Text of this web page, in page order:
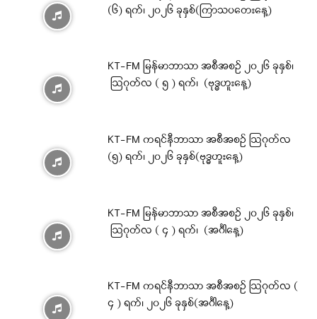
(၆) ရက်၊ ၂၀၂၆ ခုနှစ်(ကြာသပတေးနေ့)
KT-FM မြန်မာဘာသာ အစီအစဉ် ၂၀၂၆ ခုနှစ်၊
ဩဂုတ်လ ( ၅ ) ရက်၊ (ဗုဒ္ဓဟူးနေ့)
KT-FM ကရင်နီဘာသာ အစီအစဉ် ဩဂုတ်လ
(၅) ရက်၊ ၂၀၂၆ ခုနှစ်(ဗုဒ္ဓဟူးနေ့)
KT-FM မြန်မာဘာသာ အစီအစဉ် ၂၀၂၆ ခုနှစ်၊
ဩဂုတ်လ ( ၄ ) ရက်၊ (အင်္ဂါနေ့)
KT-FM ကရင်နီဘာသာ အစီအစဉ် ဩဂုတ်လ (
၄ ) ရက်၊ ၂၀၂၆ ခုနှစ်(အင်္ဂါနေ့)